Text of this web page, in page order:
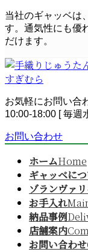
コ
ン
テ
ツ
へ
キ
ッ
ナ
ビ
ゲ
シ
ョ
に
移
当社のギャッベは
す。通気性にも優
だけます。
お気軽にお問い合
10:00-18:00 [ 毎週
お問い合わせ
ホームHome
ギャッベに
ゾランヴァ
お手入れ
納品事例
店舗案内
お問い合わせ